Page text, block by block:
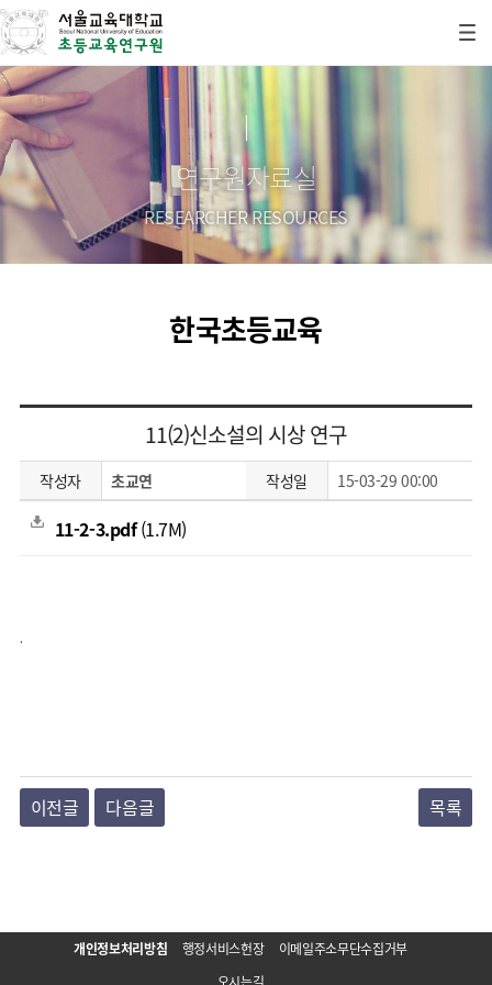
연구원자료실
RESEARCHER RESOURCES
한국초등교육
11(2)신소설의 시상 연구
작성자 초교연 작성일 15-03-29 00:00
11-2-3.pdf(1.7M)
.
이전글 다음글 목록
개인정보처리방침 행정서비스헌장
이메일주소무단수집거부